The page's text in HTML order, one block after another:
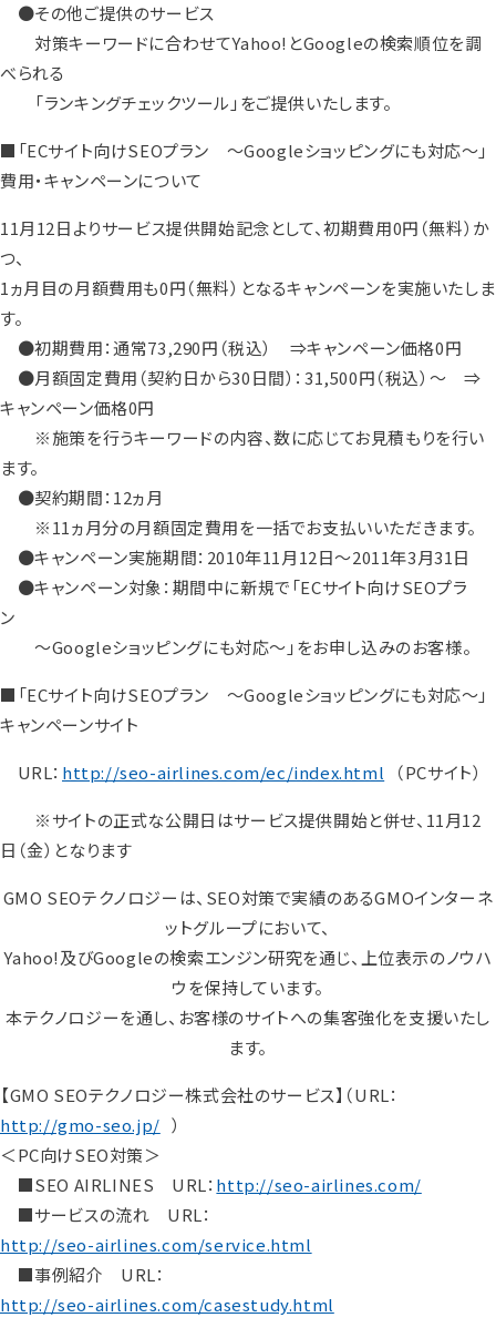
●その他ご提供のサービス
対策キーワードに合わせてYahoo!とGoogleの検索順位を調
べられる
「ランキングチェックツール」をご提供いたします。
■「ECサイト向けSEOプラン ～Googleショッピングにも対応～」
費用・キャンペーンについて
11月12日よりサービス提供開始記念として、初期費用0円（無料）か
つ、
1ヵ月目の月額費用も0円（無料）となるキャンペーンを実施いたしま
す。
●初期費用：通常73,290円（税込） ⇒キャンペーン価格0円
●月額固定費用（契約日から30日間）：31,500円（税込）～ ⇒
キャンペーン価格0円
※施策を行うキーワードの内容、数に応じてお見積もりを行い
ます。
●契約期間：12ヵ月
※11ヵ月分の月額固定費用を一括でお支払いいただきます。
●キャンペーン実施期間：2010年11月12日～2011年3月31日
●キャンペーン対象：期間中に新規で「ECサイト向けSEOプラ
ン
～Googleショッピングにも対応～」をお申し込みのお客様。
■「ECサイト向けSEOプラン ～Googleショッピングにも対応～」
キャンペーンサイト
URL： http://seo-airlines.com/ec/index.html （PCサイト）
※サイトの正式な公開日はサービス提供開始と併せ、11月12
日（金）となります
GMO SEOテクノロジーは、SEO対策で実績のあるGMOインターネ
ットグループにおいて、
Yahoo!及びGoogleの検索エンジン研究を通じ、上位表示のノウハ
ウを保持しています。
本テクノロジーを通し、お客様のサイトへの集客強化を支援いたし
ます。
【GMO SEOテクノロジー株式会社のサービス】（URL：
http://gmo-seo.jp/ ）
＜PC向けSEO対策＞
■SEO AIRLINES URL： http://seo-airlines.com/
■サービスの流れ URL：
http://seo-airlines.com/service.html
■事例紹介 URL：
http://seo-airlines.com/casestudy.html